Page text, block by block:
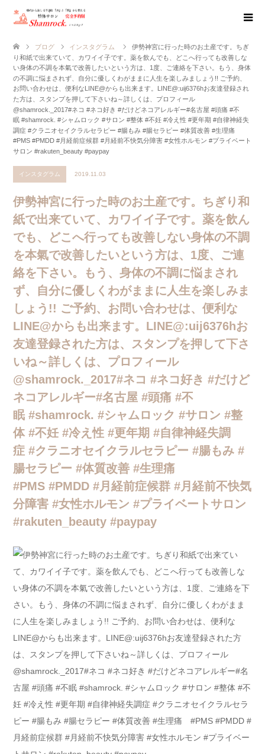
ブログ インスタグラム
伊勢神宮に行った時のお土産です。ちぎ
り和紙で出来ていて、カワイイ子です。薬を飲んでも、どこへ行っても改善しな
い身体の不調を本氣で改善したいという方は、1度、ご連絡を下さい。もう、身体
の不調に悩まされず、自分に優しくわがままに人生を楽しみましょう!! ご予約、
お問い合わせは、便利なLINE@からも出来ます。LINE@:uij6376hお友達登録され
た方は、スタンプを押して下さいね～詳しくは、プロフィール
@shamrock._2017#ネコ #ネコ好き #だけどネコアレルギー#名古屋 #頭痛 #不
眠 #shamrock. #シャムロック #サロン #整体 #不妊 #冷え性 #更年期 #自律神経失
調症 #クラニオセイクラルセラピー #腸もみ #腸セラピー #体質改善 #生理痛
#PMS #PMDD #月経前症候群 #月経前不快気分障害 #女性ホルモン #プライベート
サロン #rakuten_beauty #paypay
インスタグラム 2019.11.03
伊勢神宮に行った時のお土産です。ちぎり和
紙で出来ていて、カワイイ子です。薬を飲ん
でも、どこへ行っても改善しない身体の不調
を本氣で改善したいという方は、1度、ご連
絡を下さい。もう、身体の不調に悩まされ
ず、自分に優しくわがままに人生を楽しみま
しょう!! ご予約、お問い合わせは、便利な
LINE@からも出来ます。LINE@:uij6376hお
友達登録された方は、スタンプを押して下さ
いね～詳しくは、プロフィール
@shamrock._2017#ネコ #ネコ好き #だけど
ネコアレルギー#名古屋 #頭痛 #不
眠 #shamrock. #シャムロック #サロン #整
体 #不妊 #冷え性 #更年期 #自律神経失調
症 #クラニオセイクラルセラピー #腸もみ #
腸セラピー #体質改善 #生理痛
#PMS #PMDD #月経前症候群 #月経前不快気
分障害 #女性ホルモン #プライベートサロン
#rakuten_beauty #paypay